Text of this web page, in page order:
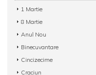
1 Martie
8 Martie
Anul Nou
Binecuvantare
Cincizecime
Craciun